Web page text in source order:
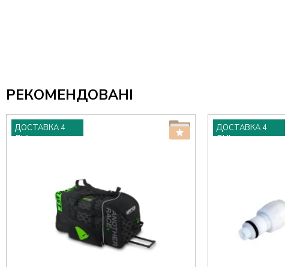
РЕКОМЕНДОВАНІ
ДОСТАВКА 4
ДНІ
ДОСТАВКА 4
ДНІ